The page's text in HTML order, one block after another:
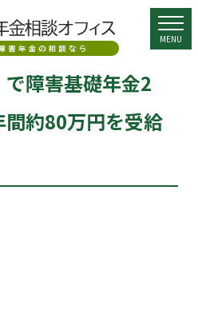
MENU
で障害基礎年金2
約80万円を受給